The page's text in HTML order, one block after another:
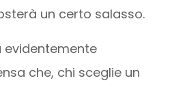
un certo salasso.
evidentemente
che, chi sceglie un